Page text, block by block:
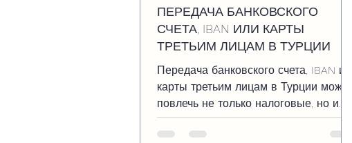
ПЕРЕДАЧА БАНКОВСКОГО
СЧЕТА, IBAN ИЛИ КАРТЫ
ТРЕТЬИМ ЛИЦАМ В ТУРЦИИ
Передача банковского счета, IBAN или
карты третьим лицам в Турции может
повлечь не только налоговые, но и
уголовные последствия.